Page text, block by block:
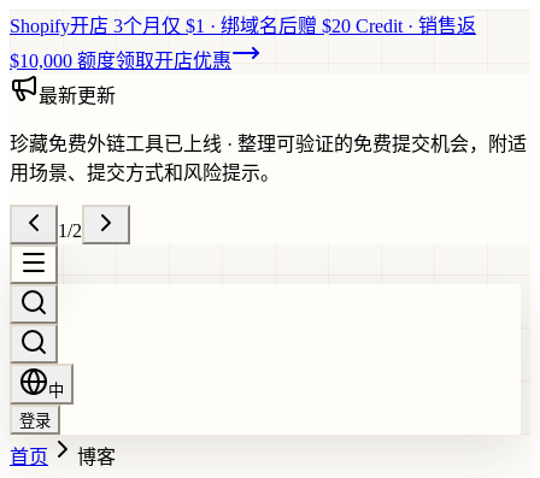
Shopify开店 3个月仅 $1 · 绑域名后赠 $20 Credit · 销售返
$10,000 额度领取开店优惠
最新更新
珍藏免费外链工具已上线 · 整理可验证的免费提交机会，附适
用场景、提交方式和风险提示。
1/2
中
登录
首页 博客